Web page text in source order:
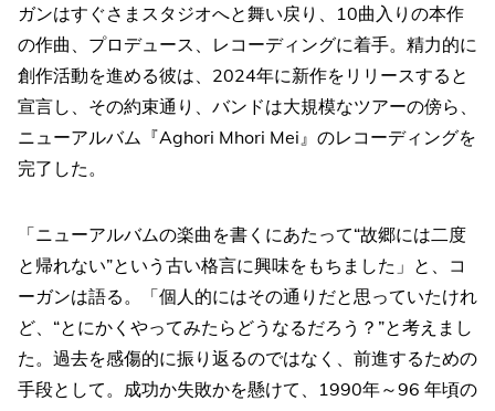
ガンはすぐさまスタジオへと舞い戻り、10曲入りの本作
の作曲、プロデュース、レコーディングに着手。精力的に
創作活動を進める彼は、2024年に新作をリリースすると
宣言し、その約束通り、バンドは大規模なツアーの傍ら、
ニューアルバム『Aghori Mhori Mei』のレコーディングを
完了した。
「ニューアルバムの楽曲を書くにあたって“故郷には二度
と帰れない”という古い格言に興味をもちました」と、コ
ーガンは語る。「個人的にはその通りだと思っていたけれ
ど、“とにかくやってみたらどうなるだろう？”と考えまし
た。過去を感傷的に振り返るのではなく、前進するための
手段として。成功か失敗かを懸けて、1990年～96 年頃の